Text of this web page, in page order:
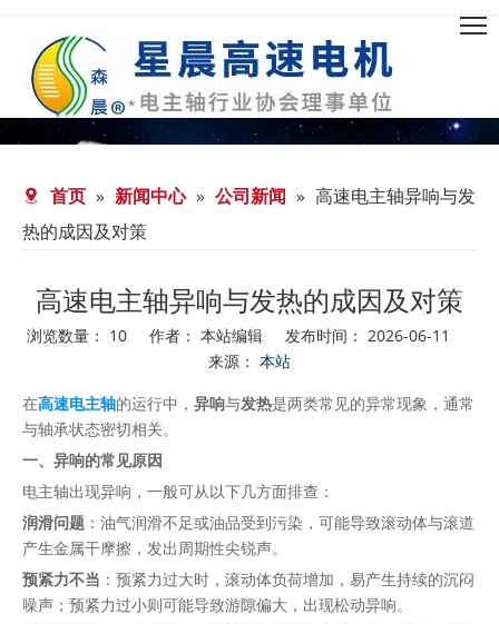
首页 » 新闻中心 » 公司新闻 » 高速电主轴异响与发
热的成因及对策
高速电主轴异响与发热的成因及对策
浏览数量： 10 作者： 本站编辑 发布时间： 2026-06-11
来源： 本站
在高速电主轴的运行中， 异响与发热是两类常见的异常现象，通常
与轴承状态密切相关。
一、异响的常见原因
电主轴出现异响，一般可从以下几方面排查：
润滑问题 ：油气润滑不足或油品受到污染，可能导致滚动体与滚道
产生金属干摩擦，发出周期性尖锐声。
预紧力不当 ：预紧力过大时，滚动体负荷增加，易产生持续的沉闷
噪声；预紧力过小则可能导致游隙偏大，出现松动异响。